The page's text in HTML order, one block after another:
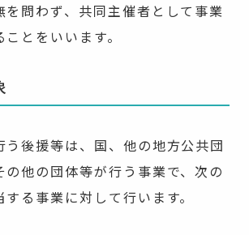
を問わず、共同主催者として事業
とをいいます。
う後援等は、国、他の地方公共団
の他の団体等が行う事業で、次の
る事業に対して行います。